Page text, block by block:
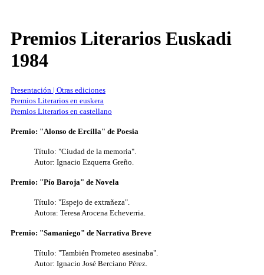
Premios Literarios Euskadi
1984
Presentación | Otras ediciones
Premios Literarios en euskera
Premios Literarios en castellano
Premio: "Alonso de Ercilla" de Poesia
Título: "Ciudad de la memoria".
Autor: Ignacio Ezquerra Greño.
Premio: "Pío Baroja" de Novela
Título: "Espejo de extrañeza".
Autora: Teresa Arocena Echeverria.
Premio: "Samaniego" de Narrativa Breve
Título: "También Prometeo asesinaba".
Autor: Ignacio José Berciano Pérez.